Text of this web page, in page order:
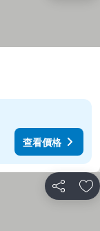
查看價格
分享 加